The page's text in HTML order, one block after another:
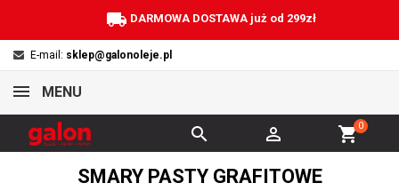
local_shipping DARMOWA DOSTAWA już od 299zł
E-mail: sklep@galonoleje.pl
MENU
shopping_cart0


SMARY PASTY GRAFITOWE